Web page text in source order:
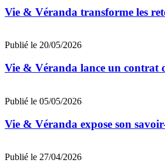
Vie & Véranda transforme les
Publié le 20/05/2026
Vie & Véranda lance un contrat
Publié le 05/05/2026
Vie & Véranda expose son
Publié le 27/04/2026